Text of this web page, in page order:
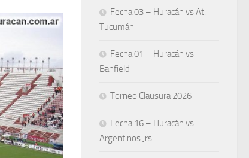
Fecha 03 – Huracán vs At.
Tucumán
Fecha 01 – Huracán vs
Banfield
Torneo Clausura 2026
Fecha 16 – Huracán vs
Argentinos Jrs.